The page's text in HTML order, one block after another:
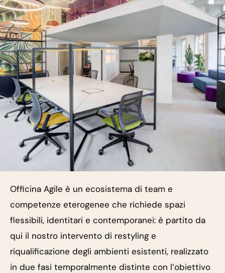
Officina Agile è un ecosistema di team e
competenze eterogenee che richiede spazi
flessibili, identitari e contemporanei: è partito da
qui il nostro intervento di restyling e
riqualificazione degli ambienti esistenti, realizzato
in due fasi temporalmente distinte con l’obiettivo